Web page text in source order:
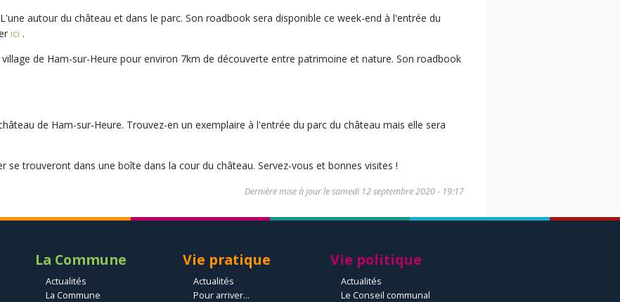
autour du château et dans le parc. Son roadbook sera disponible ce week-end à l'entrée du
ici .
de Ham-sur-Heure pour environ 7km de découverte entre patrimoine et nature. Son roadbook
de Ham-sur-Heure. Trouvez-en un exemplaire à l'entrée du parc du château mais elle sera
se trouveront dans une boîte dans la cour du château. Servez-vous et bonnes visites !
Dernière mise à jour lesamedi 12 septembre 2020 - 19:17
La Commune
Actualités
La Commune
Vie pratique
Actualités
Pour arriver...
Vie politique
Actualités
Le Conseil communal